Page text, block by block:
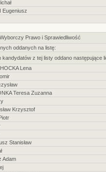
Eugeniusz
Prawo i Sprawiedliwość
oddanych na listę:
z tej listy oddano następujące
Lena
Teresa Zuzanna
Krzysztof
Stanisław
Adam